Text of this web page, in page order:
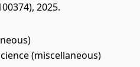
2025.
(miscellaneous)